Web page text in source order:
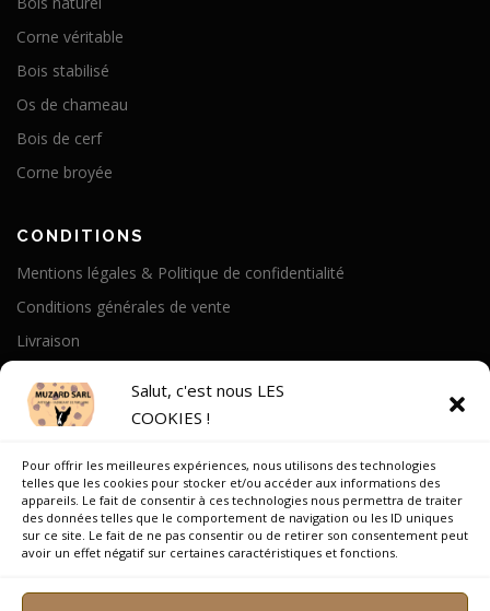
Salut, c'est nous LES
COOKIES !
Pour offrir les meilleures expériences, nous utilisons des technologies
telles que les cookies pour stocker et/ou accéder aux informations des
appareils. Le fait de consentir à ces technologies nous permettra de traiter
des données telles que le comportement de navigation ou les ID uniques
sur ce site. Le fait de ne pas consentir ou de retirer son consentement peut
avoir un effet négatif sur certaines caractéristiques et fonctions.
Corne véritable
Bois stabilisé
Os de chameau
Bois de cerf
Corne broyée
CONDITIONS
Mentions légales & Politique de confidentialité
Conditions générales de vente
Livraison
Notre Histoire
On parle de nous
Recrutement